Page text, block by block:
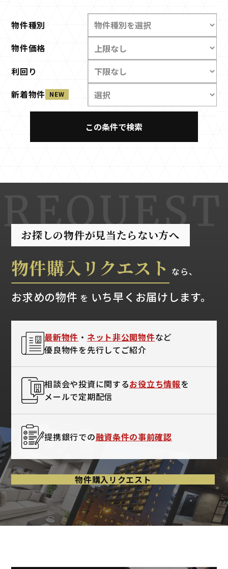
物件種別
物件価格
利回り
新着物件 NEW
お探しの物件が見当たらない方へ
物件購入リクエスト なら、
お求めの物件 を いち早くお届けします。
最新物件 ・ ネット非公開物件など
優良物件を先行してご紹介
相談会や投資に関するお役立ち情報を
メールで定期配信
提携銀行での融資条件の事前確認
物件購入リクエスト